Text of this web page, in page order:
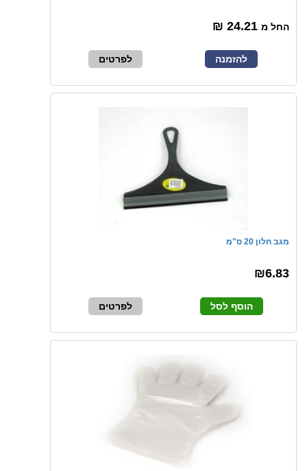
החל מ
להזמנה לפרטים
מגב חלון 20 ס"מ
₪6.83
הוסף לסל לפרטים